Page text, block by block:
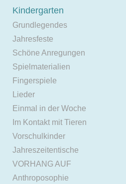
Kindergarten
Grundlegendes
Jahresfeste
Schöne Anregungen
Spielmaterialien
Fingerspiele
Lieder
Einmal in der Woche
Im Kontakt mit Tieren
Vorschulkinder
Jahreszeitentische
VORHANG AUF
Anthroposophie